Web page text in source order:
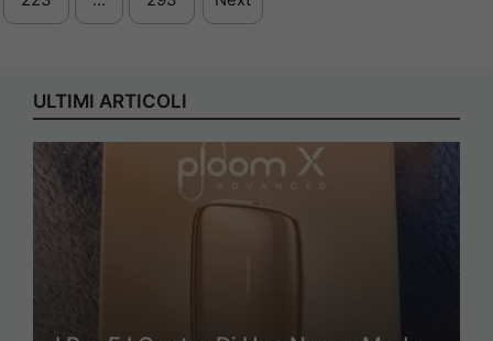
ULTIMI ARTICOLI